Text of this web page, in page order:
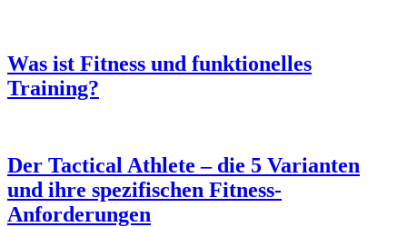
Was ist Fitness und funktionelles
Training?
Der Tactical Athlete – die 5 Varianten
und ihre spezifischen Fitness-
Anforderungen